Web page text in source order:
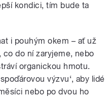
kondici, tím bude ta
i pouhým okem – ať už
do ní zaryjeme, nebo
organickou hmotu.
výzvu‘, aby lidé
nebo po dvou ho